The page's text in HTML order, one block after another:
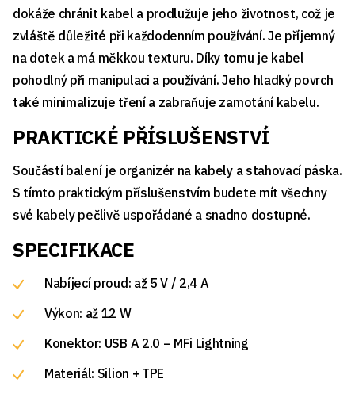
dokáže chránit kabel a prodlužuje jeho životnost, což je
zvláště důležité při každodenním používání. Je příjemný
na dotek a má měkkou texturu. Díky tomu je kabel
pohodlný při manipulaci a používání. Jeho hladký povrch
také minimalizuje tření a zabraňuje zamotání kabelu.
PRAKTICKÉ PŘÍSLUŠENSTVÍ
Součástí balení je organizér na kabely a stahovací páska.
S tímto praktickým příslušenstvím budete mít všechny
své kabely pečlivě uspořádané a snadno dostupné.
SPECIFIKACE
Nabíjecí proud: až 5 V / 2,4 A
Výkon: až 12 W
Konektor: USB A 2.0 – MFi Lightning
Materiál: Silion + TPE